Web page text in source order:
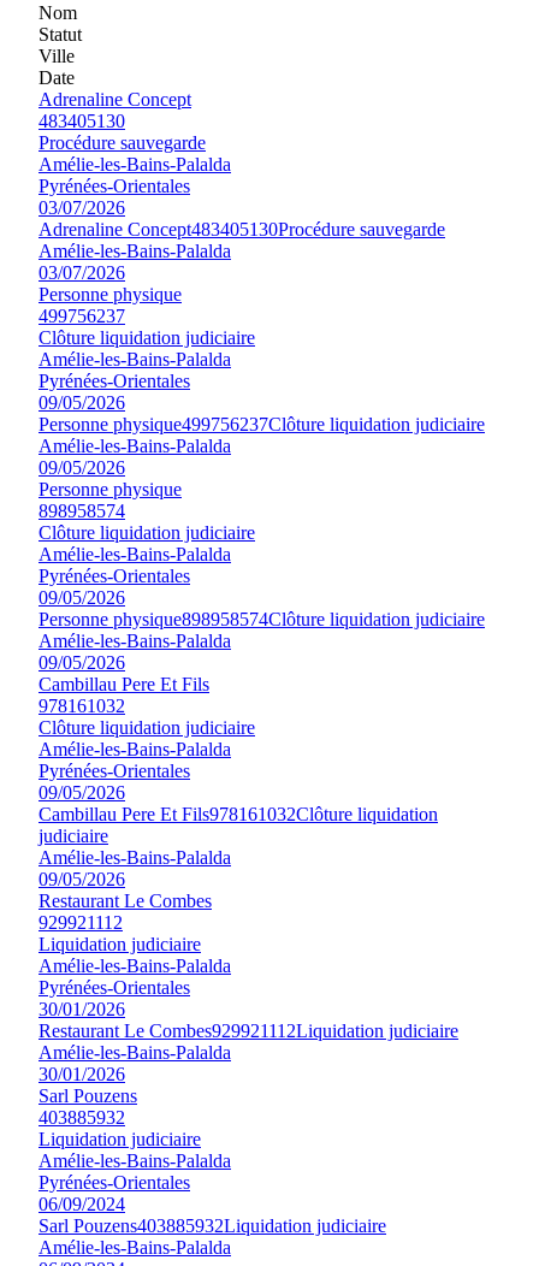
Nom
Statut
Ville
Date
Adrenaline Concept
483405130
Procédure sauvegarde
Amélie-les-Bains-Palalda
Pyrénées-Orientales
03/07/2026
Adrenaline Concept483405130Procédure sauvegarde
Amélie-les-Bains-Palalda
03/07/2026
Personne physique
499756237
Clôture liquidation judiciaire
Amélie-les-Bains-Palalda
Pyrénées-Orientales
09/05/2026
Personne physique499756237Clôture liquidation judiciaire
Amélie-les-Bains-Palalda
09/05/2026
Personne physique
898958574
Clôture liquidation judiciaire
Amélie-les-Bains-Palalda
Pyrénées-Orientales
09/05/2026
Personne physique898958574Clôture liquidation judiciaire
Amélie-les-Bains-Palalda
09/05/2026
Cambillau Pere Et Fils
978161032
Clôture liquidation judiciaire
Amélie-les-Bains-Palalda
Pyrénées-Orientales
09/05/2026
Cambillau Pere Et Fils978161032Clôture liquidation
judiciaire
Amélie-les-Bains-Palalda
09/05/2026
Restaurant Le Combes
929921112
Liquidation judiciaire
Amélie-les-Bains-Palalda
Pyrénées-Orientales
30/01/2026
Restaurant Le Combes929921112Liquidation judiciaire
Amélie-les-Bains-Palalda
30/01/2026
Sarl Pouzens
403885932
Liquidation judiciaire
Amélie-les-Bains-Palalda
Pyrénées-Orientales
06/09/2024
Sarl Pouzens403885932Liquidation judiciaire
Amélie-les-Bains-Palalda